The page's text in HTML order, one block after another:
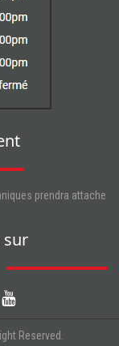
prendra attache
sur
Reserved.